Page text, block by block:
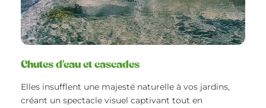
Chutes d'eau et cascades
Elles insufflent une majesté naturelle à vos jardins,
créant un spectacle visuel captivant tout en